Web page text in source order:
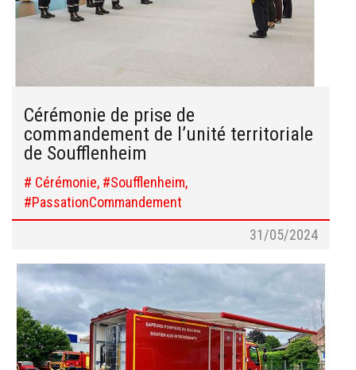
Cérémonie de prise de
commandement de l’unité territoriale
de Soufflenheim
# Cérémonie, #Soufflenheim,
#PassationCommandement
31/05/2024